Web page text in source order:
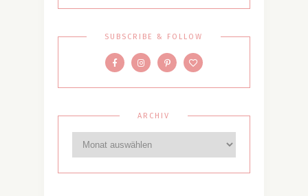
SUBSCRIBE & FOLLOW
ARCHIV